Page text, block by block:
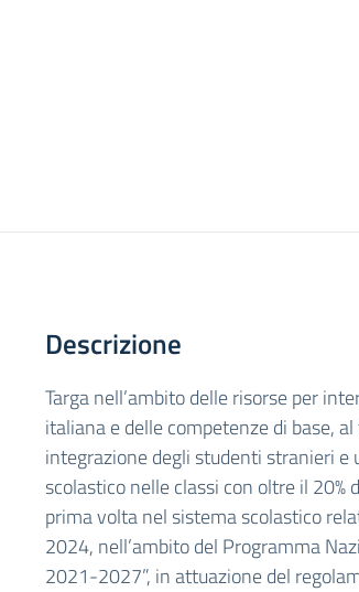
Descrizione
Targa nell’ambito delle risorse per
italiana e delle competenze di base,
integrazione degli studenti stranieri e
scolastico nelle classi con oltre il
prima volta nel sistema scolastico
2024, nell’ambito del Programma
2021-2027”, in attuazione del